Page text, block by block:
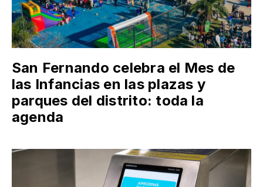
San Fernando celebra el Mes de
las Infancias en las plazas y
parques del distrito: toda la
agenda